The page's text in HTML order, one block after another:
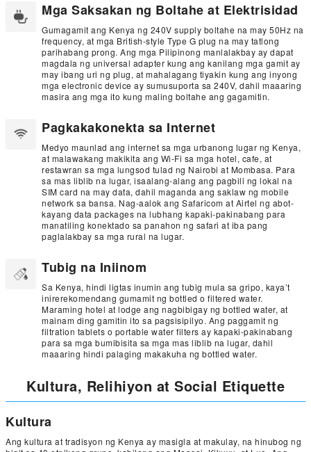
Mga Saksakan ng Boltahe at Elektrisidad
Gumagamit ang Kenya ng 240V supply boltahe na may 50Hz na
frequency, at mga British-style Type G plug na may tatlong
parihabang prong. Ang mga Pilipinong manlalakbay ay dapat
magdala ng universal adapter kung ang kanilang mga gamit ay
may ibang uri ng plug, at mahalagang tiyakin kung ang inyong
mga electronic device ay sumusuporta sa 240V, dahil maaaring
masira ang mga ito kung maling boltahe ang gagamitin.
Pagkakakonekta sa Internet
Medyo maunlad ang internet sa mga urbanong lugar ng Kenya,
at malawakang makikita ang Wi-Fi sa mga hotel, cafe, at
restawran sa mga lungsod tulad ng Nairobi at Mombasa. Para
sa mas liblib na lugar, isaalang-alang ang pagbili ng lokal na
SIM card na may data, dahil maganda ang saklaw ng mobile
network sa bansa. Nag-aalok ang Safaricom at Airtel ng abot-
kayang data packages na lubhang kapaki-pakinabang para
manatiling konektado sa panahon ng safari at iba pang
paglalakbay sa mga rural na lugar.
Tubig na Iniinom
Sa Kenya, hindi ligtas inumin ang tubig mula sa gripo, kaya’t
inirerekomendang gumamit ng bottled o filtered water.
Maraming hotel at lodge ang nagbibigay ng bottled water, at
mainam ding gamitin ito sa pagsisipilyo. Ang paggamit ng
filtration tablets o portable water filters ay kapaki-pakinabang
para sa mga bumibisita sa mga mas liblib na lugar, dahil
maaaring hindi palaging makakuha ng bottled water.
Kultura, Relihiyon at Social Etiquette
Kultura
Ang kultura at tradisyon ng Kenya ay masigla at makulay, na hinubog ng